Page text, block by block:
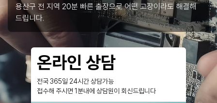
용산구 전 지역 20분 빠른 출장으로 어떤 고장이라도 해결해
드립니다.
온라인 상담
전국 365일 24시간 상담가능
접수해 주시면 1분내에 상담원이 회신드립니다